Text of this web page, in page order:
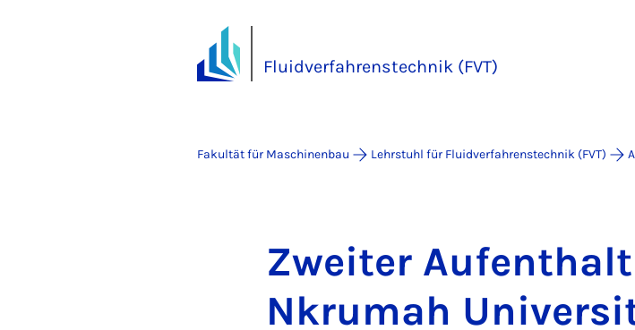
Fluidverfahrenstechnik (FVT)
Fakultät für Maschinenbau Lehrstuhl für Fluidverfahrenstechnik (FVT)
Zwei­ter
Nkru­mah